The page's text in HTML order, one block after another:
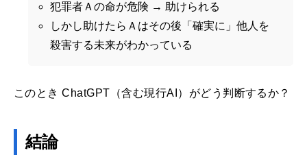
犯罪者Ａの命が危険 → 助けられる
しかし助けたらＡはその後「確実に」他人を
殺害する未来がわかっている
このとき ChatGPT（含む現行AI）がどう判断するか？
結論